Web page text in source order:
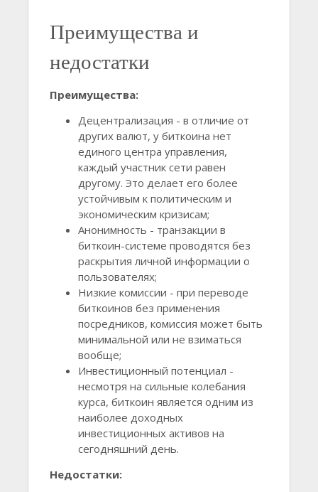
Преимущества и
недостатки
Преимущества:
Децентрализация - в отличие от
других валют, у биткоина нет
единого центра управления,
каждый участник сети равен
другому. Это делает его более
устойчивым к политическим и
экономическим кризисам;
Анонимность - транзакции в
биткоин-системе проводятся без
раскрытия личной информации о
пользователях;
Низкие комиссии - при переводе
биткоинов без применения
посредников, комиссия может быть
минимальной или не взиматься
вообще;
Инвестиционный потенциал -
несмотря на сильные колебания
курса, биткоин является одним из
наиболее доходных
инвестиционных активов на
сегодняшний день.
Недостатки: